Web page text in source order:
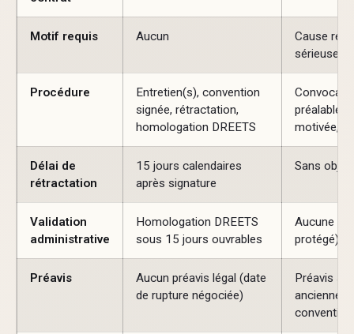
Motif requis Aucun
Cause
sérieuse
Procédure
Entretien(s), convention
signée, rétractation,
homologation DREETS
préalable,
motivée,
Délai de
rétractation
15 jours calendaires
après signature
Sans objet
Validation
administrative
Homologation DREETS
sous 15 jours ouvrables
Aucune
protégé)
Préavis
Aucun préavis légal (date
de rupture négociée)
Préavis
convention